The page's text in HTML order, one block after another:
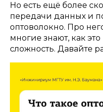
Но есть ещё более
передачи данных и
оптоволокно. Про
многие знают, как
сложность. Давайте